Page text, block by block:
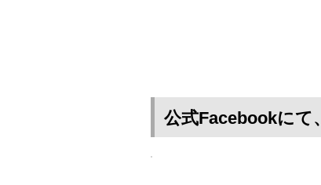
公式Facebookにて